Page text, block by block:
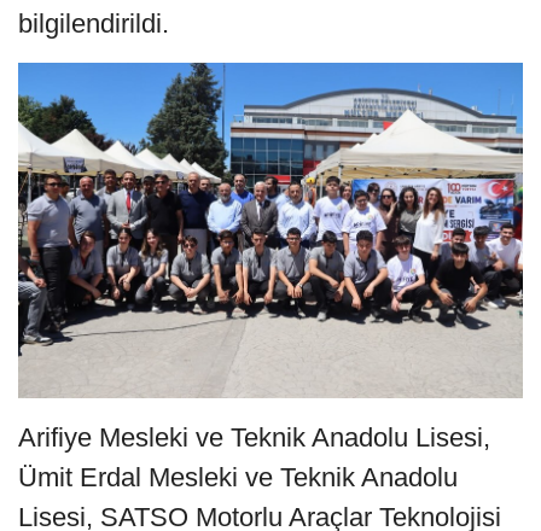
bilgilendirildi.
Arifiye Mesleki ve Teknik Anadolu Lisesi,
Ümit Erdal Mesleki ve Teknik Anadolu
Lisesi, SATSO Motorlu Araçlar Teknolojisi